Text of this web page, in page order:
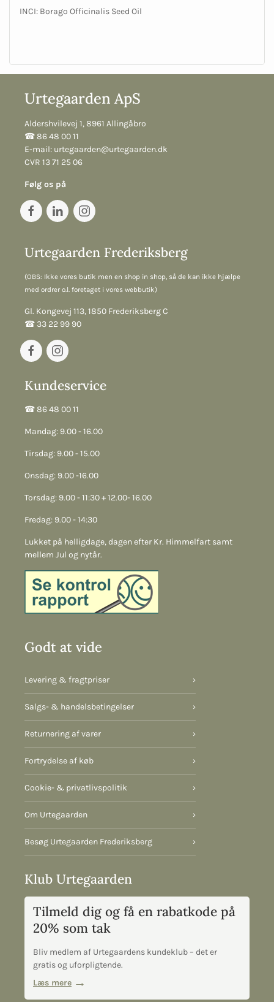
INCI: Borago Officinalis Seed Oil
Urtegaarden ApS
Aldershvilevej 1, 8961 Allingåbro
☎︎ 86 48 00 11
E-mail: urtegaarden@urtegaarden.dk
CVR 13 71 25 06
Følg os på
Urtegaarden Frederiksberg
(OBS: Ikke vores butik men en shop in shop, så de kan ikke hjælpe
med ordrer o.l. foretaget i vores webbutik)
Gl. Kongevej 113, 1850 Frederiksberg C
☎︎ 33 22 99 90
Kundeservice
☎︎ 86 48 00 11
Mandag: 9.00 - 16.00
Tirsdag: 9.00 - 15.00
Onsdag: 9.00 -16.00
Torsdag: 9.00 - 11:30 + 12.00- 16.00
Fredag: 9.00 - 14:30
Lukket på helligdage, dagen efter Kr. Himmelfart samt
mellem Jul og nytår.
Godt at vide
Levering & fragtpriser ›
Salgs- & handelsbetingelser ›
Returnering af varer ›
Fortrydelse af køb ›
Cookie- & privatlivspolitik ›
Om Urtegaarden ›
Besøg Urtegaarden Frederiksberg ›
Klub Urtegaarden
Tilmeld dig og få en rabatkode på
20% som tak
Bliv medlem af Urtegaardens kundeklub – det er
gratis og uforpligtende.
Læs mere